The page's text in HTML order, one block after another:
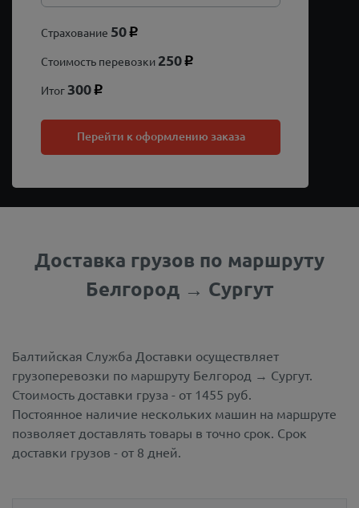
Страхование 50 p
Стоимость перевозки 250 p
Итог300 p
Перейти к оформлению заказа
Доставка грузов по маршруту
Белгород → Сургут
Балтийская Служба Доставки осуществляет
грузоперевозки по маршруту Белгород → Сургут.
Стоимость доставки груза - от 1455 руб.
Постоянное наличие нескольких машин на маршруте
позволяет доставлять товары в точно срок. Срок
доставки грузов - от 8 дней.